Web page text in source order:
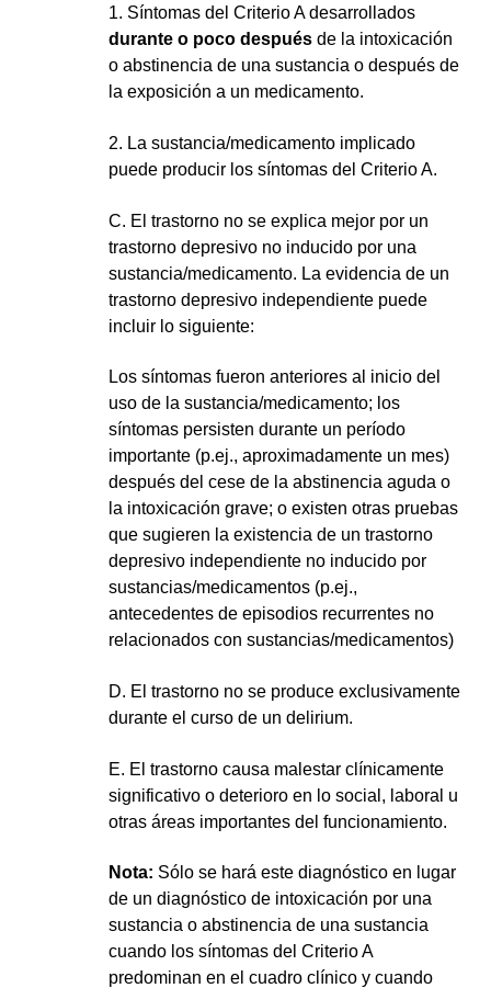
1. Síntomas del Criterio A desarrollados
durante o poco después de la intoxicación
o abstinencia de una sustancia o después de
la exposición a un medicamento.
2. La sustancia/medicamento implicado
puede producir los síntomas del Criterio A.
C. El trastorno no se explica mejor por un
trastorno depresivo no inducido por una
sustancia/medicamento. La evidencia de un
trastorno depresivo independiente puede
incluir lo siguiente:
Los síntomas fueron anteriores al inicio del
uso de la sustancia/medicamento; los
síntomas persisten durante un período
importante (p.ej., aproximadamente un mes)
después del cese de la abstinencia aguda o
la intoxicación grave; o existen otras pruebas
que sugieren la existencia de un trastorno
depresivo independiente no inducido por
sustancias/medicamentos (p.ej.,
antecedentes de episodios recurrentes no
relacionados con sustancias/medicamentos)
D. El trastorno no se produce exclusivamente
durante el curso de un delirium.
E. El trastorno causa malestar clínicamente
significativo o deterioro en lo social, laboral u
otras áreas importantes del funcionamiento.
Nota: Sólo se hará este diagnóstico en lugar
de un diagnóstico de intoxicación por una
sustancia o abstinencia de una sustancia
cuando los síntomas del Criterio A
predominan en el cuadro clínico y cuando